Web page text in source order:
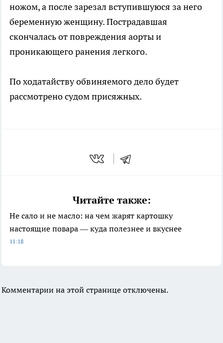
ножом, а после зарезал вступившуюся за него
беременную женщину. Пострадавшая
скончалась от повреждения аорты и
проникающего ранения легкого.
По ходатайству обвиняемого дело будет
рассмотрено судом присяжных.
Читайте также:
Не сало и не масло: на чем жарят картошку
настоящие повара — куда полезнее и вкуснее
11:18
Комментарии на этой странице отключены.